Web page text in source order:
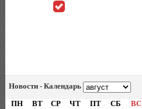
Новости - Календарь
ПН
ВТ СР ЧТ ПТ СБ
ВС